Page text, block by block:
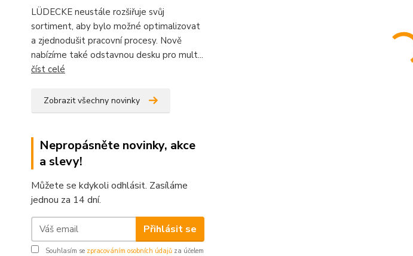
LÜDECKE neustále rozšiřuje svůj
sortiment, aby bylo možné optimalizovat
a zjednodušit pracovní procesy. Nově
nabízíme také odstavnou desku pro mult...
číst celé
Zobrazit všechny novinky
Nepropásněte novinky, akce
a slevy!
Můžete se kdykoli odhlásit. Zasíláme
jednou za 14 dní.
Přihlásit se
Souhlasím se zpracováním osobních údajů za účelem